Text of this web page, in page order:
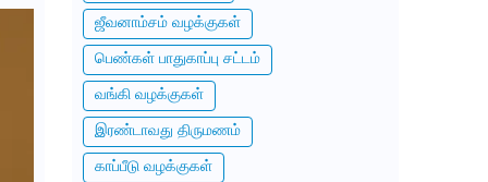
ஜீவனாம்சம் வழக்குகள்
பெண்கள் பாதுகாப்பு சட்டம்
வங்கி வழக்குகள்
இரண்டாவது திருமணம்
காப்பீடு வழக்குகள்